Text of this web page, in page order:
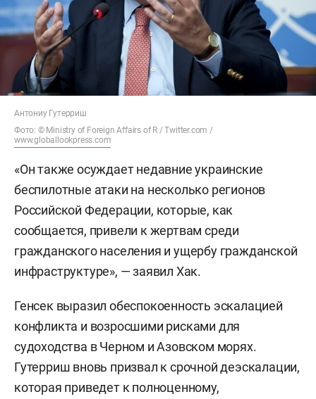
Антониу Гутерриш
Фото: © Ministry of Foreign Affairs of R / Twitter.com /
www.globallookpress.com
«Он также осуждает недавние украинские
беспилотные атаки на несколько регионов
Российской Федерации, которые, как
сообщается, привели к жертвам среди
гражданского населения и ущербу гражданской
инфраструктуре», — заявил Хак.
Генсек выразил обеспокоенность эскалацией
конфликта и возросшими рисками для
судоходства в Черном и Азовском морях.
Гутерриш вновь призвал к срочной деэскалации,
которая приведет к полноценному,